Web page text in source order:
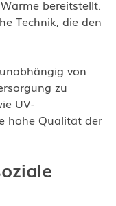
bereitstellt.
Technik, die den
von
zu
UV-
hohe Qualität der